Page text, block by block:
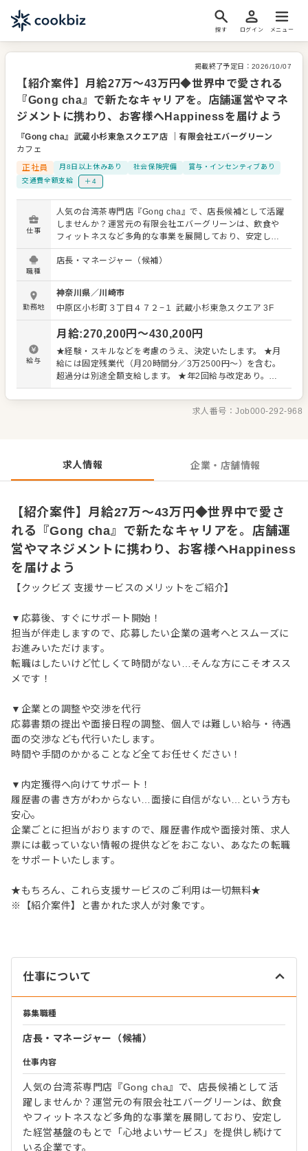
探す ログイン メニュー
掲載終了予定日： 2026/10/07
【紹介案件】月給27万～43万円◆世界中で愛される
『Gong cha』で新たなキャリアを。店舗運営やマネ
ジメントに携わり、お客様へHappinessを届けよう
『Gong cha』武蔵小杉東急スクエア店 ｜有限会社エバーグリーン
カフェ
正社員
月8日以上休みあり 社会保険完備
賞与・インセンティブあり
交通費全額支給
＋4
仕事
人気の台湾茶専門店『Gong cha』で、店長候補として活躍
しませんか？運営元の有限会社エバーグリーンは、飲食や
フィットネスなど多角的な事業を展開しており、安定した
経営基盤のもとで「心地よいサービス」を提供し続けてい
る企業です。 店長候補としての役割は、接客やドリンク作
キャンペーンの企画など、やりがいある業務がメインとな
ります。あなたのアイデア一つで店舗が活性化する喜び
を、直接感じることができるポジションです。 主な仕事内
容： ・店舗運営全般（レジ、接客、調理） ・食材の発注お
よび在庫の管理 ・スタッフの採用、教育、マネジメント ・
売上向上のためのキャンペーン立案 ・効率的なオペレーシ
ョンの構築 店長経験がない方でも、まずは自分のできる範
囲から業務を広げていけば大丈夫です。現店長や本部スタ
プを目指せます。 お客様の日常にHappinessを届けるため
に、スタッフが気持ちよく働ける環境づくりも大切な仕
職種
店長・マネージャー（候補）
勤務地
神奈川県／川崎市
中原区小杉町３丁目４７２−１ 武蔵小杉東急スクエア 3F
給与
月給:270,200円〜430,200円
★経験・スキルなどを考慮のうえ、決定いたします。 ★月
給には固定残業代（月20時間分／3万2500円～）を含む。
超過分は別途全額支給します。 ★年2回給与改定あり。頑
張り次第で2000円～3000円の給与UPが叶います！ ※試用
期間3ヶ月（期間中も同条件）
求人番号：Job000-292-968
求人情報 企業・店舗情報
【紹介案件】月給27万～43万円◆世界中で愛さ
れる『Gong cha』で新たなキャリアを。店舗運
営やマネジメントに携わり、お客様へHappiness
を届けよう
【クックビズ 支援サービスのメリットをご紹介】
▼応募後、すぐにサポート開始！
担当が伴走しますので、応募したい企業の選考へとスムーズに
お進みいただけます。
転職はしたいけど忙しくて時間がない…そんな方にこそオスス
メです！
▼企業との調整や交渉を代行
応募書類の提出や面接日程の調整、個人では難しい給与・待遇
面の交渉なども代行いたします。
時間や手間のかかることなど全てお任せください！
▼内定獲得へ向けてサポート！
履歴書の書き方がわからない…面接に自信がない…という方も
安心。
企業ごとに担当がおりますので、履歴書作成や面接対策、求人
票には載っていない情報の提供などをおこない、あなたの転職
をサポートいたします。
★もちろん、これら支援サービスのご利用は一切無料★
※【紹介案件】と書かれた求人が対象です。
仕事について
募集職種
店長・マネージャー（候補）
仕事内容
人気の台湾茶専門店『Gong cha』で、店長候補として活
躍しませんか？運営元の有限会社エバーグリーンは、飲食
やフィットネスなど多角的な事業を展開しており、安定し
た経営基盤のもとで「心地よいサービス」を提供し続けて
いる企業です。